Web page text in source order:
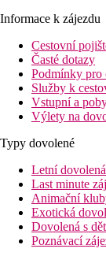
Informace k zájezdu
Cestovní
Časté dotazy
Podmínky pro
Služby k
Vstupní a
Výlety na
Typy dovolené
Letní
Last minute
Animační
Exotická
Dovolená s
Poznávací